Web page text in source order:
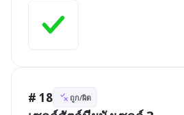
# 18 ถูก/ผิด